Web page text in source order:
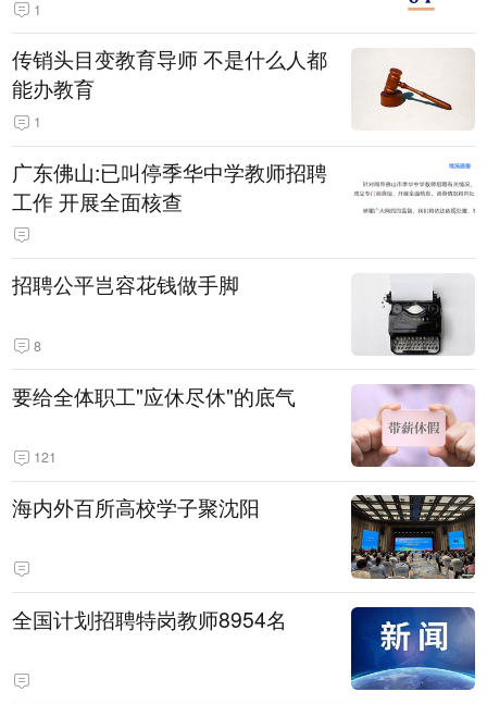
1
传销头目变教育导师 不是什么人都
能办教育
1
广东佛山:已叫停季华中学教师招聘
工作 开展全面核查
招聘公平岂容花钱做手脚
8
要给全体职工"应休尽休"的底气
121
海内外百所高校学子聚沈阳
全国计划招聘特岗教师8954名